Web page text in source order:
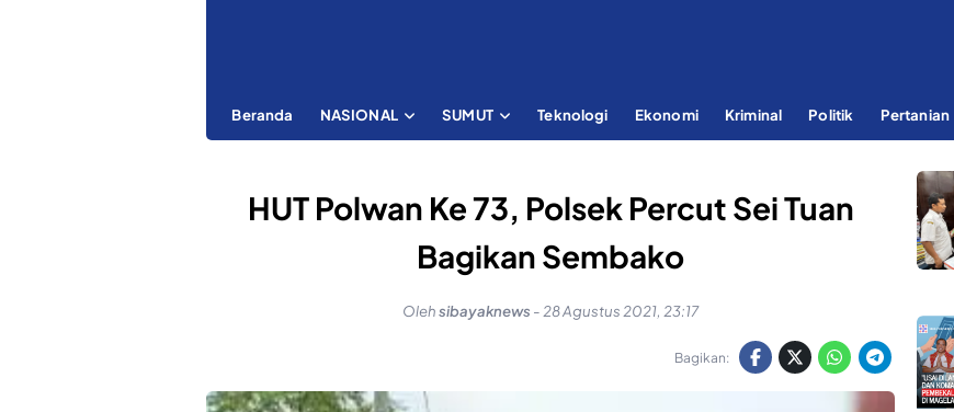
Beranda NASIONAL SUMUT Teknologi Ekonomi Kriminal Politik Pertanian
HUT Polwan Ke 73, Polsek Percut Sei Tuan
Bagikan Sembako
Olehsibayaknews - 28 Agustus 2021, 23:17
Bagikan: